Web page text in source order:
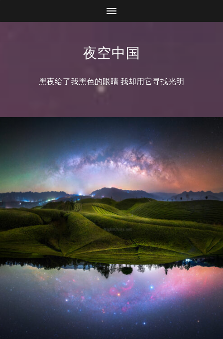
夜空中国
黑夜给了我黑色的眼睛 我却用它寻找光明